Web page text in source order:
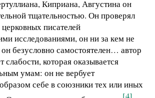
Киприана, Августина он
тщательностью. Он проверял
писателей
исследованиями, он ни за кем не
безусловно самостоятелен… автор
слабости, которая оказывается
умам: он не вербует
себе в союзники тех или иных